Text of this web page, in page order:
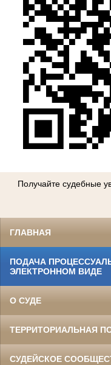
Получайте судебные
ГЛАВНАЯ
ПОДАЧА
ЭЛЕКТРОННОМ ВИДЕ
О СУДЕ
ТЕРРИТОРИАЛЬНАЯ
СУДЕЙСКОЕ